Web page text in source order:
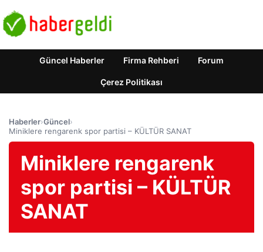
Güncel Haberler Firma Rehberi Forum
Çerez Politikası
Haberler›Güncel›
Miniklere rengarenk spor partisi – KÜLTÜR SANAT
Miniklere rengarenk
spor partisi – KÜLTÜR
SANAT